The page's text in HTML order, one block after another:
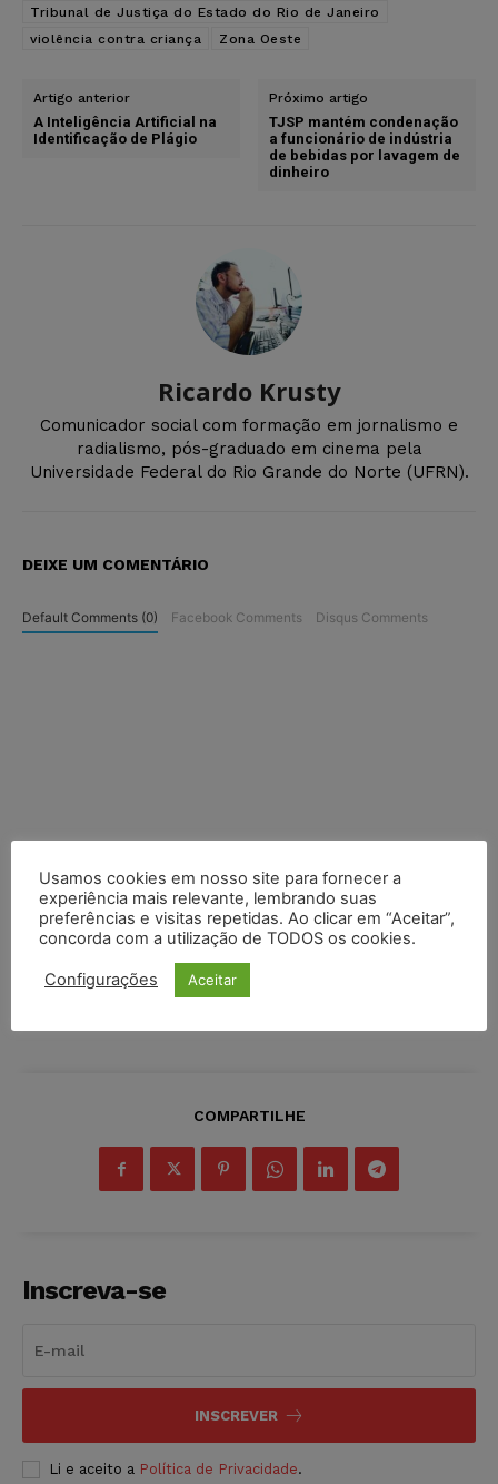
Tribunal de Justiça do Estado do Rio de Janeiro
violência contra criança
Zona Oeste
Artigo anterior
A Inteligência Artificial na
Identificação de Plágio
Próximo artigo
TJSP mantém condenação
a funcionário de indústria
de bebidas por lavagem de
dinheiro
Ricardo Krusty
Comunicador social com formação em jornalismo e
radialismo, pós-graduado em cinema pela
Universidade Federal do Rio Grande do Norte (UFRN).
DEIXE UM COMENTÁRIO
Default Comments (0) Facebook Comments Disqus Comments
COMPARTILHE
Inscreva-se
INSCREVER
Li e aceito a Política de Privacidade.
Usamos cookies em nosso site para fornecer a
experiência mais relevante, lembrando suas
preferências e visitas repetidas. Ao clicar em “Aceitar”,
concorda com a utilização de TODOS os cookies.
Configurações Aceitar